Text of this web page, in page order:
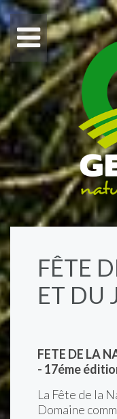
FÊTE
ET DU
FETE DE LA
- 17éme
La Fête de la
Domaine